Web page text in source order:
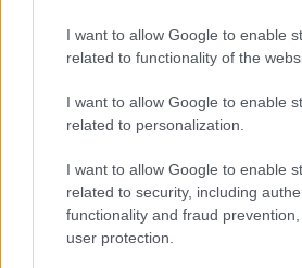
I want to allow Google to enable
related to functionality of the
I want to allow Google to enable
related to personalization.
I want to allow Google to enable
related to security, including
functionality and fraud
user protection.
Újabb korábbi F2-es bajnok